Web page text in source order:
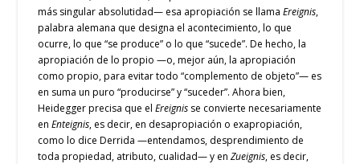
más singular absolutidad— esa apropiación se llamaEreignis,
palabra alemana que designa el acontecimiento, lo que
ocurre, lo que “se produce” o lo que “sucede”. De hecho, la
apropiación de lo propio —o, mejor aún, la apropiación
como propio, para evitar todo “complemento de objeto”— es
en suma un puro “producirse” y “suceder”. Ahora bien,
Heidegger precisa que elEreignis se convierte necesariamente
en Enteignis, es decir, en desapropiación o exapropiación,
como lo dice Derrida —entendamos, desprendimiento de
toda propiedad, atributo, cualidad— y enZueignis, es decir,